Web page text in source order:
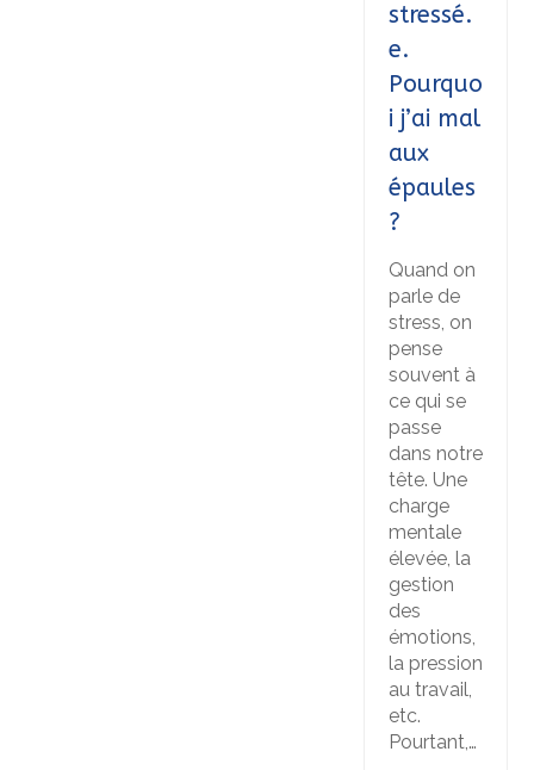
stressé.
e.
Pourquo
i j’ai mal
aux
épaules
?
Quand on
parle de
stress, on
pense
souvent à
ce qui se
passe
dans notre
tête. Une
charge
mentale
élevée, la
gestion
des
émotions,
la pression
au travail,
etc.
Pourtant,…